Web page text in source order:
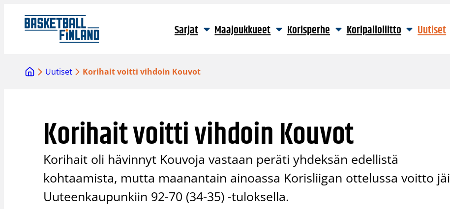
sisältöön
Sarjat Maajoukkueet Korisperhe Koripalloliitto Uutiset
Uutiset Korihait voitti vihdoin Kouvot
Korihait voitti vihdoin Kouvot
Korihait oli hävinnyt Kouvoja vastaan peräti yhdeksän edellistä
kohtaamista, mutta maanantain ainoassa Korisliigan ottelussa voitto jäi
Uuteenkaupunkiin 92-70 (34-35) -tuloksella.